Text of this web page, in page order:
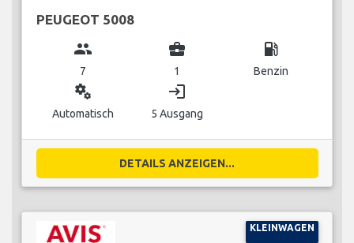
PEUGEOT 5008
group
7
business_center
1
local_gas_station
Benzin
miscellaneous_services
Automatisch
login
5 Ausgang
DETAILS ANZEIGEN...
KLEINWAGEN